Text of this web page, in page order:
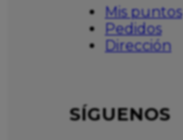
Mis puntos
Pedidos
Dirección
SÍGUENOS